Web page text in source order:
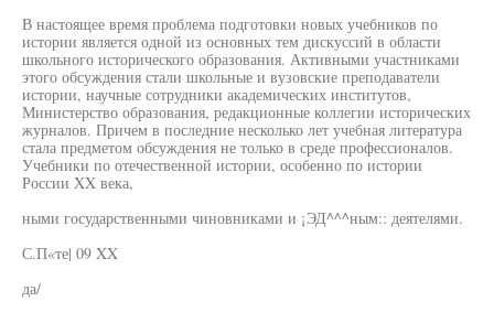
В настоящее время проблема подготовки новых учебников по
истории является одной из основных тем дискуссий в области
школьного исторического образования. Активными участниками
этого обсуждения стали школьные и вузовские преподаватели
истории, научные сотрудники академических институтов,
Министерство образования, редакционные коллегии исторических
журналов. Причем в последние несколько лет учебная литература
стала предметом обсуждения не только в среде профессионалов.
Учебники по отечественной истории, особенно по истории
России XX века,
ными государственными чиновниками и ¡ЭД^^^ным:: деятелями.
С.П«те| 09 XX
да/